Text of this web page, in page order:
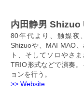
内田静男
80年代より、触媒夜
Shizuoや、MAI MAO
ト、そしてソロやさ
TRIO形式などで演奏
ョンを行う。
>> Website